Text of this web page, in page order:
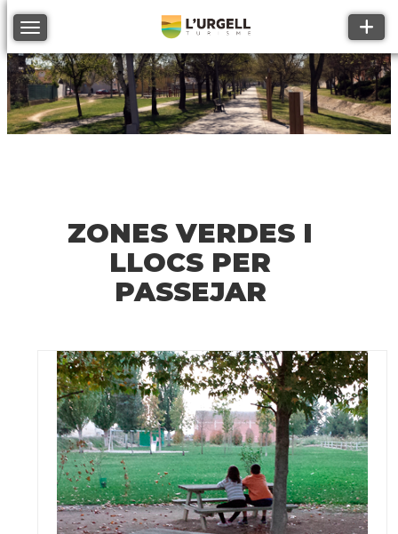
Toggle navigation
ZONES VERDES I
LLOCS PER
PASSEJAR